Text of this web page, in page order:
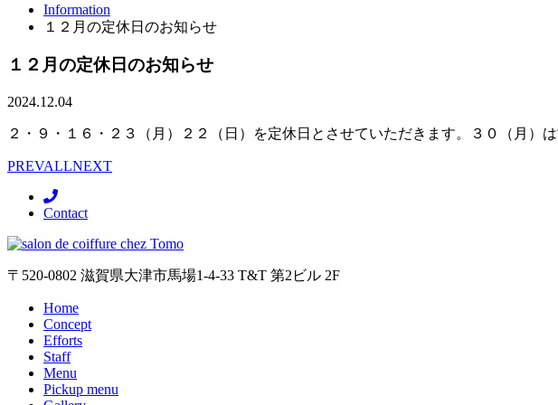
Information
１２月の定休日のお知らせ
１２月の定休日のお知らせ
2024.12.04
２・９・１６・２３（月）２２（日）を定休日とさせていただきます。３０（月）
PREVALLNEXT
Contact
〒520-0802 滋賀県大津市馬場1-4-33 T&T 第2ビル 2F
Home
Concept
Efforts
Staff
Menu
Pickup menu